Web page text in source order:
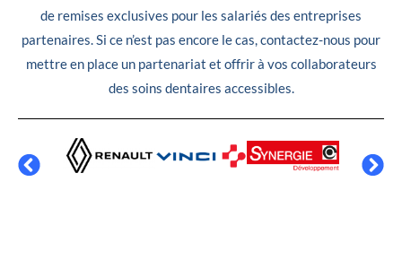
de remises exclusives pour les salariés des entreprises
partenaires. Si ce n’est pas encore le cas, contactez-nous pour
mettre en place un partenariat et offrir à vos collaborateurs
des soins dentaires accessibles.